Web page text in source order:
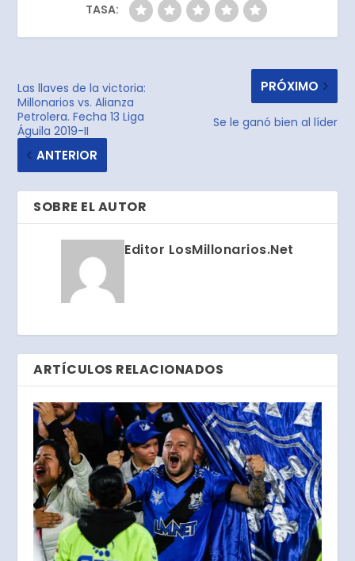
TASA:
Las llaves de la victoria:
Millonarios vs. Alianza
Petrolera. Fecha 13 Liga
Águila 2019-II
ANTERIOR
PRÓXIMO
Se le ganó bien al líder
SOBRE EL AUTOR
Editor LosMillonarios.Net
ARTÍCULOS RELACIONADOS